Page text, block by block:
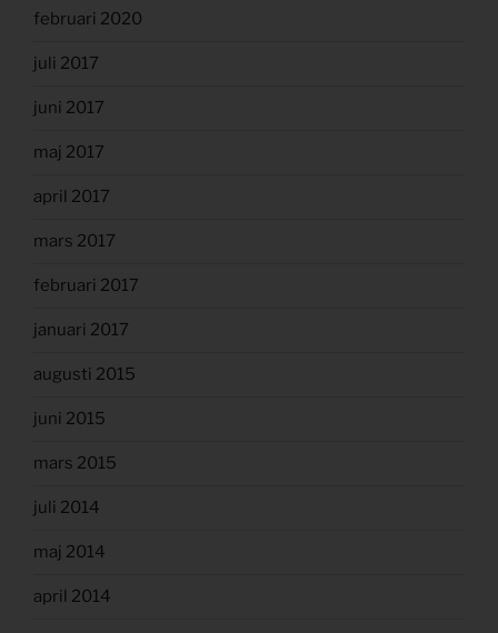
februari 2020
juli 2017
juni 2017
maj 2017
april 2017
mars 2017
februari 2017
januari 2017
augusti 2015
juni 2015
mars 2015
juli 2014
maj 2014
april 2014